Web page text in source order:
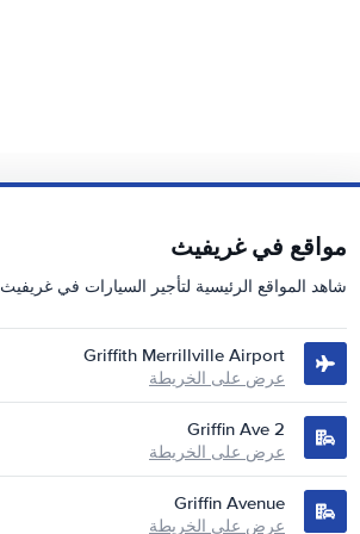
مواقع في غريفيث
شاهد المواقع الرئيسية لتأجير السيارات في غريفيث
Griffith Merrillville Airport
عرض على الخريطة
2 Griffin Ave
عرض على الخريطة
Griffin Avenue
عرض على الخريطة